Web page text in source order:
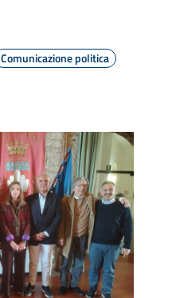
Comunicazione politica